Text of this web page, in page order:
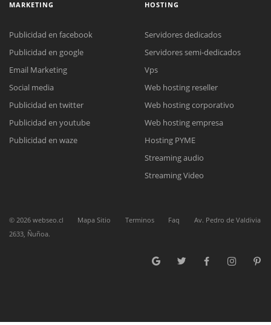
Reunión online
Nuestros ejecutivos le enviarán un correo electrónico con el enlace a
Meet para la reunión online.
Complete el formulario y nos contactaremos a la brevedad.
Chat Online
Todos nuestros ejecutivos están fuera de línea. Complete el formulario
para enviarnos un correo electrónico con sus datos personales.
MARKETING
Publicidad en facebook
Publicidad en google
Email Marketing
Social media
Publicidad en twitter
Publicidad en youtube
Publicidad en waze
HOSTING
Servidores dedicados
Servidores semi-dedicados
Vps
Web hosting reseller
Web hosting corporativo
Web hosting empresa
Hosting PYME
Streaming audio
Streaming Video
© 2026 webseo.cl Mapa Sitio Terminos Faq
Av. Pedro de Valdivia
2633, Ñuñoa.